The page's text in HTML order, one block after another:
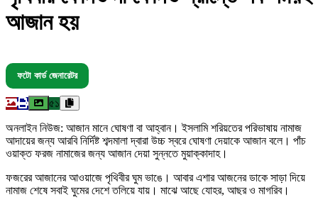
আজান হয়
ফটো কার্ড জেনারেটর
৫১
অনলাইন নিউজ: আজান মানে ঘোষণা বা আহ্বান। ইসলামি শরিয়তের পরিভাষায় নামাজ
আদায়ের জন্য আরবি নির্দিষ্ট শব্দমালা দ্বারা উচ্চ স্বরে ঘোষণা দেয়াকে আজান বলে। পাঁচ
ওয়াক্ত ফরজ নামাজের জন্য আজান দেয়া সুন্নতে মুয়াক্কাদাহ।
ফজরের আজানের আওয়াজে পৃথিবীর ঘুম ভাঙে। আবার এশার আজনের ডাকে সাড়া দিয়ে
নামাজ শেষে সবাই ঘুমের দেশে তলিয়ে যায়। মাঝে আছে যোহর, আছর ও মাগরিব।